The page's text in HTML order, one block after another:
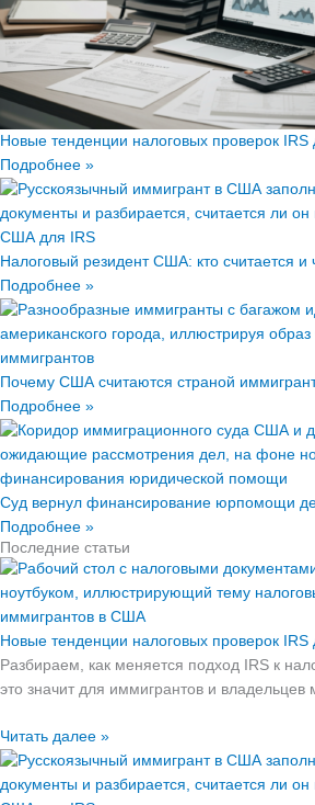
Новые тенденции налоговых проверок IRS
Подробнее »
Налоговый резидент США: кто считается и
Подробнее »
Почему США считаются страной
Подробнее »
Суд вернул финансирование юрпомощи
Подробнее »
Последние статьи
Новые тенденции налоговых проверок IRS
Разбираем, как меняется подход IRS к
это значит для иммигрантов и
Читать далее »